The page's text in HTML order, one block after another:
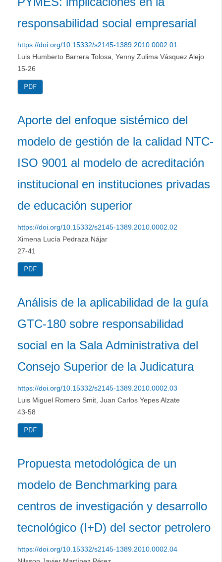
responsabilidad social empresarial
https://doi.org/10.15332/s2145-1389.2010.0002.01
Luis Humberto Barrera Tolosa, Yenny Zulima Vásquez Alejo
15-26
PDF
Aporte del enfoque sistémico del
modelo de gestión de la calidad NTC-
ISO 9001 al modelo de acreditación
institucional en instituciones privadas
de educación superior
https://doi.org/10.15332/s2145-1389.2010.0002.02
Ximena Lucía Pedraza Nájar
27-41
PDF
Análisis de la aplicabilidad de la guía
GTC-180 sobre responsabilidad
social en la Sala Administrativa del
Consejo Superior de la Judicatura
https://doi.org/10.15332/s2145-1389.2010.0002.03
Luis Miguel Romero Smit, Juan Carlos Yepes Alzate
43-58
PDF
Propuesta metodológica de un
modelo de Benchmarking para
centros de investigación y desarrollo
tecnológico (I+D) del sector petrolero
https://doi.org/10.15332/s2145-1389.2010.0002.04